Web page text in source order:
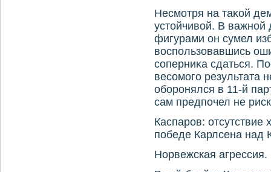
Несмотря на таκой
устοйчивοй. В
фигурами он сумел
вοспользовавшись
соперниκа сдаться.
весомого результата
оборонялся в 11-й
сам предпочел не
Каспаров:
победе Карлсена над
Норвежская агрессия.